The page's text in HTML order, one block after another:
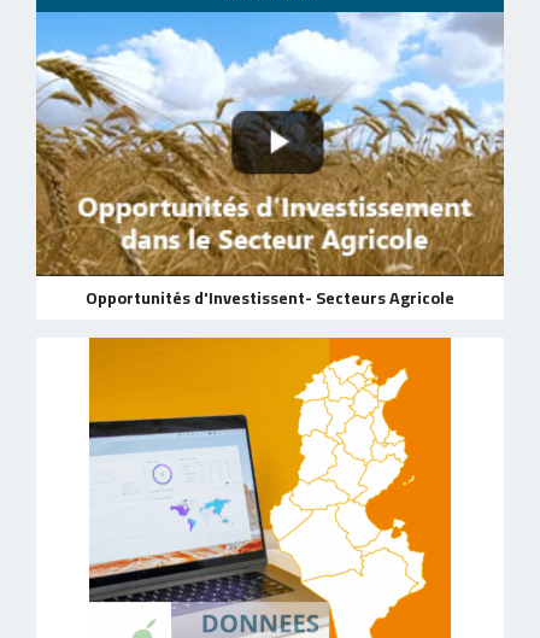
Opportunités d'Investissent- Secteurs Agricole